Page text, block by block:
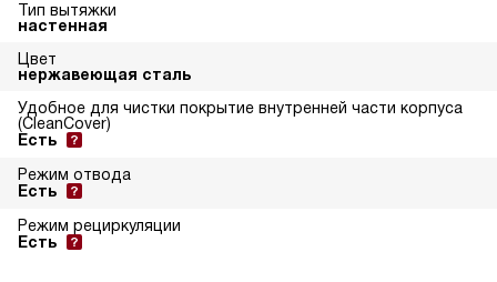
Тип вытяжки
настенная
Цвет
нержавеющая сталь
Удобное для чистки покрытие внутренней части корпуса
(CleanCover)
Есть
Режим отвода
Есть
Режим рециркуляции
Есть